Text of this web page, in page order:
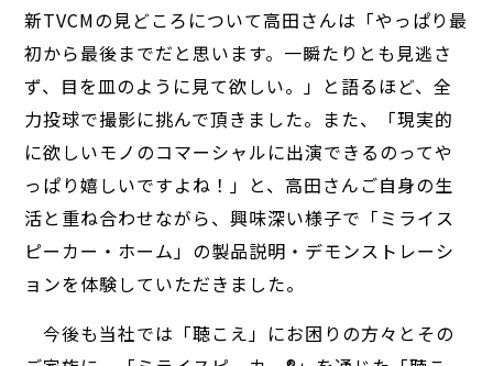
新TVCMの見どころについて高田さんは「やっぱり最
初から最後までだと思います。一瞬たりとも見逃さ
ず、目を皿のように見て欲しい。」と語るほど、全
力投球で撮影に挑んで頂きました。また、「現実的
に欲しいモノのコマーシャルに出演できるのってや
っぱり嬉しいですよね！」と、高田さんご自身の生
活と重ね合わせながら、興味深い様子で「ミライス
ピーカー・ホーム」の製品説明・デモンストレーシ
ョンを体験していただきました。
今後も当社では「聴こえ」にお困りの方々とその